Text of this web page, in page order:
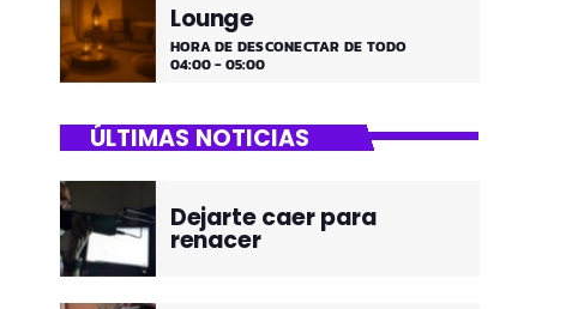
Lounge
HORA DE DESCONECTAR DE TODO
04:00 - 05:00
ÚLTIMAS NOTICIAS
Dejarte caer para
renacer